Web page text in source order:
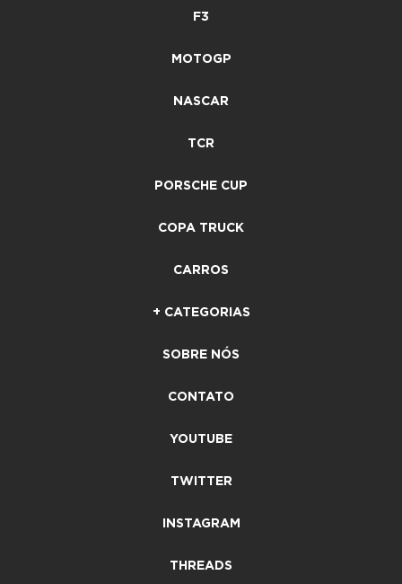
F3
MOTOGP
NASCAR
TCR
PORSCHE CUP
COPA TRUCK
CARROS
+ CATEGORIAS
SOBRE NÓS
CONTATO
YOUTUBE
TWITTER
INSTAGRAM
THREADS